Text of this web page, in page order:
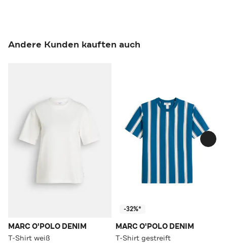
Andere Kunden kauften auch
MARC O'POLO DENIM
T-Shirt weiß
-32%*
MARC O'POLO DENIM
T-Shirt gestreift